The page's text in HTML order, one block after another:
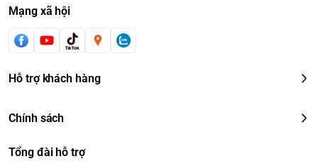
Mạng xã hội
Hỗ trợ khách hàng
Chính sách
Tổng đài hỗ trợ